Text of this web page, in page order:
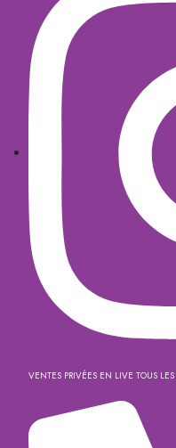
VENTES PRIVÉES EN LIVE TOUS LES